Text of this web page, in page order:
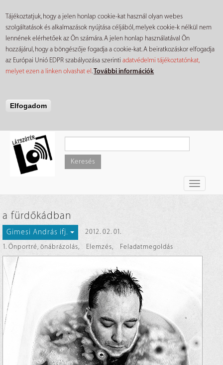
Tájékoztatjuk, hogy a jelen honlap cookie-kat használ olyan webes
szolgáltatások és alkalmazások nyújtása céljából, melyek cookie-k nélkül nem
lennének elérhetőek az Ön számára. A jelen honlap használatával Ön
hozzájárul, hogy a böngészője fogadja a cookie-kat. A beiratkozáskor elfogadja
az Európai Unió EDPR szabályozása szerintiadatvédelmi tájékoztatónkat,
melyet ezen a linken olvashat el.További információk
Elfogadom
tartalomra
Keresés
Toggle
a fürdőkádban
Gimesi András ifj.
2012. 02. 01.
1. Önportré, önábrázolás, Elemzés, Feladatmegoldás